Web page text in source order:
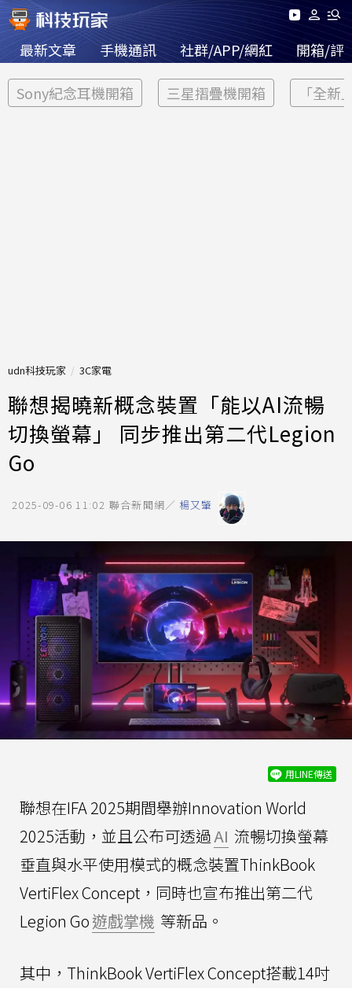
最新文章 手機通訊 社群/APP/網紅 開箱/評
Sony紀念耳機開箱 三星摺疊機開箱 「全新
udn科技玩家 3C家電
聯想揭曉新概念裝置「能以AI流暢
切換螢幕」 同步推出第二代Legion
Go
2025-09-06 11:02 聯合新聞網／ 楊又肇
用LINE傳送
聯想在IFA 2025期間舉辦Innovation World
2025活動，並且公布可透過AI 流暢切換螢幕
垂直與水平使用模式的概念裝置ThinkBook
VertiFlex Concept，同時也宣布推出第二代
Legion Go遊戲掌機 等新品。
其中，ThinkBook VertiFlex Concept搭載14吋